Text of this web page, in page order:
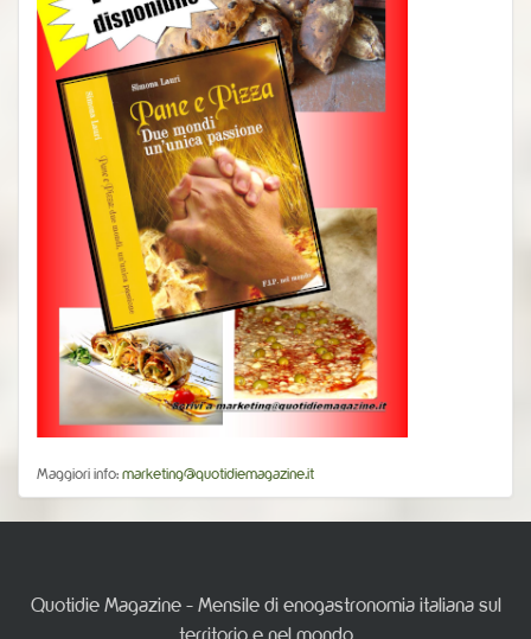
Maggiori info:marketing@quotidiemagazine.it
Quotidie Magazine - Mensile di enogastronomia italiana sul
territorio e nel mondo